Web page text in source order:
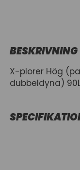
BESKRIVNING
X-plorer Hög
dubbeldyna)